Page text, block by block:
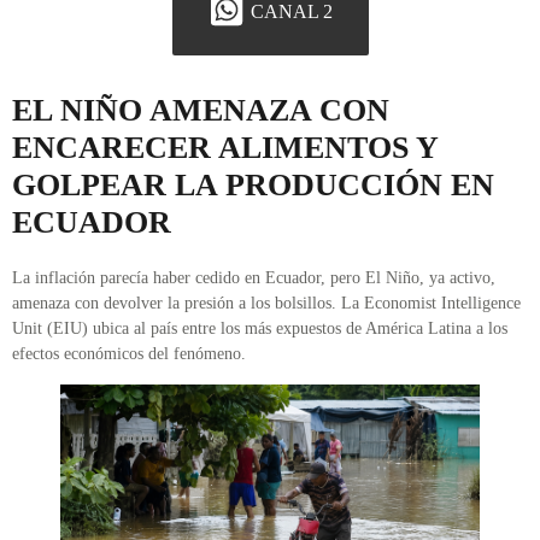
CANAL 2
EL NIÑO AMENAZA CON
ENCARECER ALIMENTOS Y
GOLPEAR LA PRODUCCIÓN EN
ECUADOR
La inflación parecía haber cedido en Ecuador, pero El Niño, ya activo,
amenaza con devolver la presión a los bolsillos. La Economist Intelligence
Unit (EIU) ubica al país entre los más expuestos de América Latina a los
efectos económicos del fenómeno.